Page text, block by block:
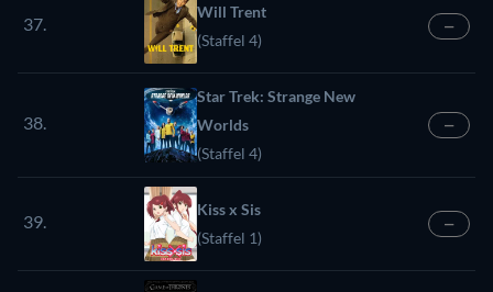
37.
Will Trent
(Staffel 4)
—
38.
Star Trek: Strange New
Worlds
(Staffel 4)
—
39.
Kiss x Sis
(Staffel 1)
—